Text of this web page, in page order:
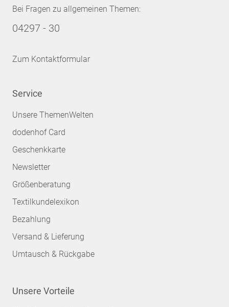
Bei Fragen zu allgemeinen Themen:
04297 - 30
Zum Kontaktformular
Service
Unsere ThemenWelten
dodenhof Card
Geschenkkarte
Newsletter
Größenberatung
Textilkundelexikon
Bezahlung
Versand & Lieferung
Umtausch & Rückgabe
Unsere Vorteile